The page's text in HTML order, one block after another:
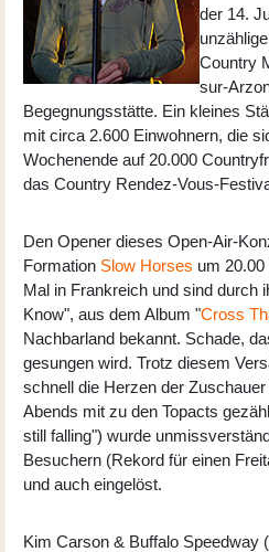
der 14.
Country
sur-
Begegnungsstätte. Ein kleines
mit circa 2.600 Einwohnern, die
Wochenende auf 20.000
das Country Rendez-Vous-
Den Opener dieses Open-Air-
Formation Slow Horses um
Mal in Frankreich und sind durch
Know", aus dem Album "Cross
Nachbarland bekannt. Schade,
gesungen wird. Trotz diesem
schnell die Herzen der
Abends mit zu den Topacts
still falling") wurde
Besuchern (Rekord für einen
und auch eingelöst.
Kim Carson & Buffalo Speedway